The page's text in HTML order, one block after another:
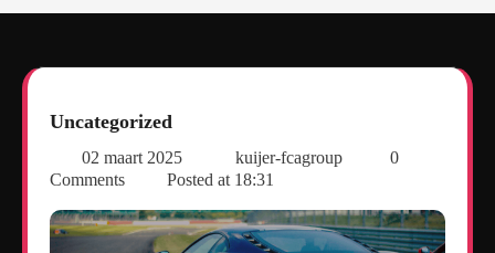
Uncategorized
02 maart 2025 kuijer-fcagroup
0
Comments
Posted at 18:31